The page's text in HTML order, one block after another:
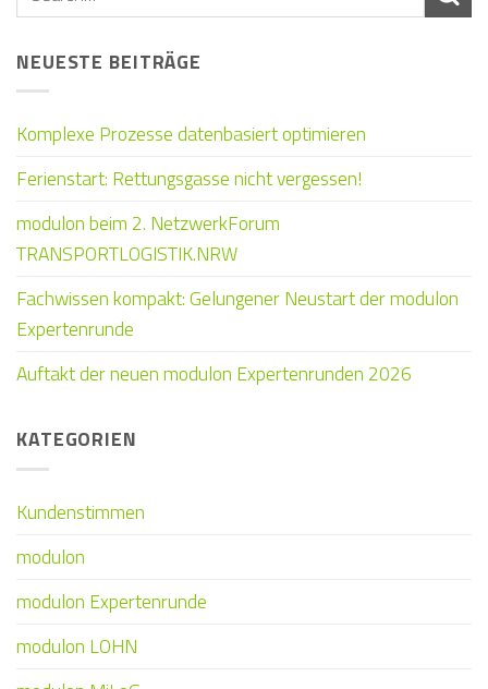
NEUESTE BEITRÄGE
Komplexe Prozesse datenbasiert optimieren
Ferienstart: Rettungsgasse nicht vergessen!
modulon beim 2. NetzwerkForum
TRANSPORTLOGISTIK.NRW
Fachwissen kompakt: Gelungener Neustart der modulon
Expertenrunde
Auftakt der neuen modulon Expertenrunden 2026
KATEGORIEN
Kundenstimmen
modulon
modulon Expertenrunde
modulon LOHN